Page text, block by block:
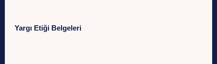
Yargı Etiği Belgeleri